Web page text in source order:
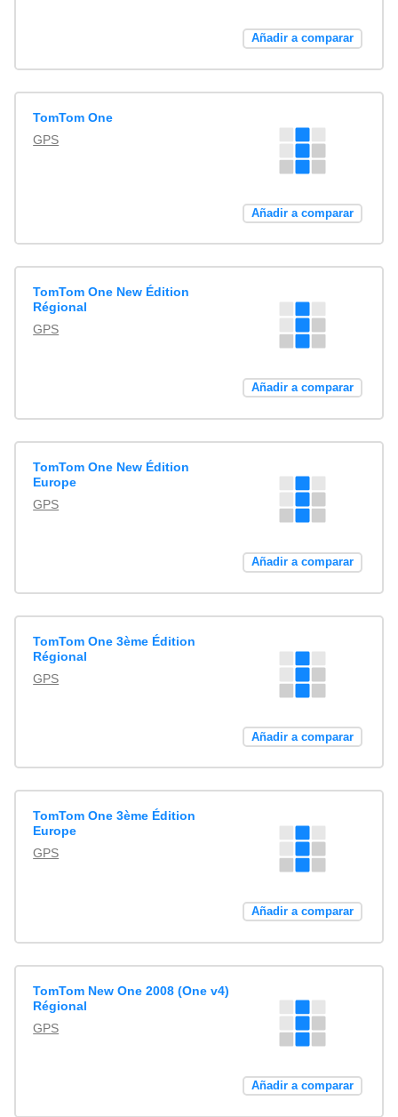
Añadir a comparar
TomTom One
GPS
Añadir a comparar
TomTom One New Édition
Régional
GPS
Añadir a comparar
TomTom One New Édition
Europe
GPS
Añadir a comparar
TomTom One 3ème Édition
Régional
GPS
Añadir a comparar
TomTom One 3ème Édition
Europe
GPS
Añadir a comparar
TomTom New One 2008 (One v4)
Régional
GPS
Añadir a comparar